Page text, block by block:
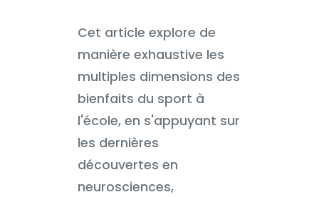
Cet article explore de
manière exhaustive les
multiples dimensions des
bienfaits du sport à
l'école, en s'appuyant sur
les dernières
découvertes en
neurosciences,